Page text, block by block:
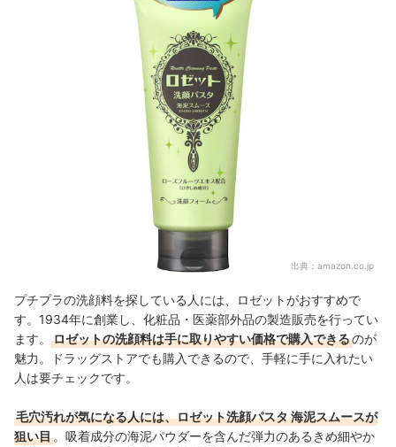
出典： amazon.co.jp
プチプラの洗顔料を探している人には、ロゼットがおすすめで
す。1934年に創業し、化粧品・医薬部外品の製造販売を行ってい
ます。
ロゼットの洗顔料は手に取りやすい価格で購入できるのが
魅力。ドラッグストアでも購入できるので、手軽に手に入れたい
人は要チェックです。
毛穴汚れが気になる人には、ロゼット洗顔パスタ 海泥スムースが
狙い目 。 吸着成分の海泥パウダーを含んだ弾力のあるきめ細やか